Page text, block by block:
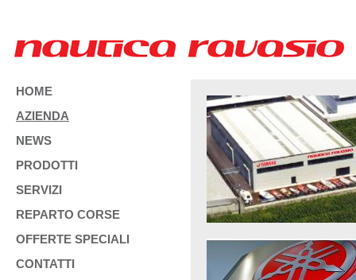
HOME
AZIENDA
NEWS
PRODOTTI
SERVIZI
REPARTO CORSE
OFFERTE SPECIALI
CONTATTI